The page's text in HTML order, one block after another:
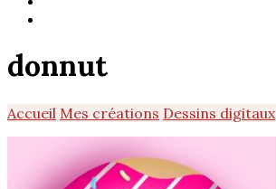
donnut
Accueil Mes créations Dessins digitaux